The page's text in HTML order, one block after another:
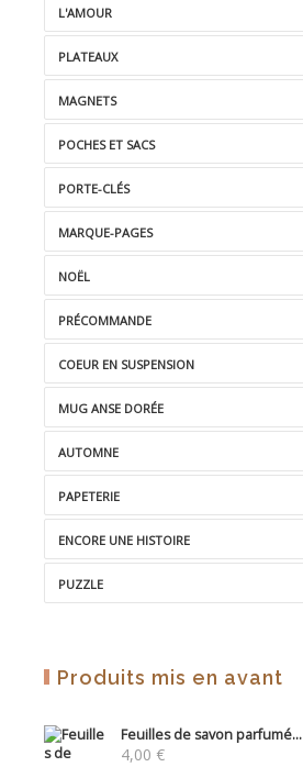
L'AMOUR
PLATEAUX
MAGNETS
POCHES ET SACS
PORTE-CLÉS
MARQUE-PAGES
NOËL
PRÉCOMMANDE
COEUR EN SUSPENSION
MUG ANSE DORÉE
AUTOMNE
PAPETERIE
ENCORE UNE HISTOIRE
PUZZLE
Produits mis en avant
Feuilles de savon parfumé...
4,00 €